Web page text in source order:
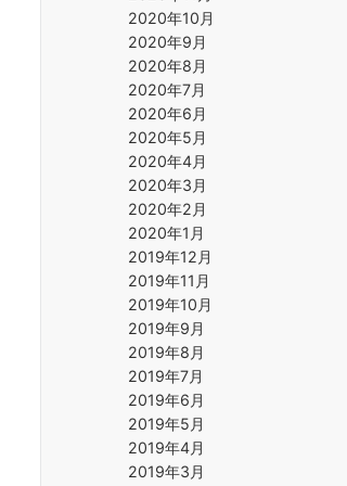
2020年10月
2020年9月
2020年8月
2020年7月
2020年6月
2020年5月
2020年4月
2020年3月
2020年2月
2020年1月
2019年12月
2019年11月
2019年10月
2019年9月
2019年8月
2019年7月
2019年6月
2019年5月
2019年4月
2019年3月